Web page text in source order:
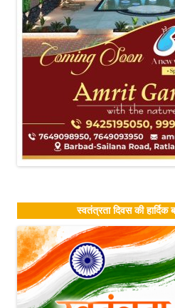
स्वतंत्रता दिवस की हार्दिक